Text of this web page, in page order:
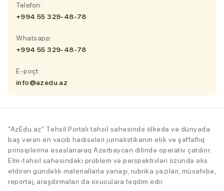
Telefon:
+994 55 329-48-78
Whatsapp:
+994 55 329-48-78
E-poçt:
info@azedu.az
“AzEdu.az” Təhsil Portalı təhsil sahəsində ölkədə və dünyada
baş verən ən vacib hadisələri jurnalistikanın etik və şəffaflıq
prinsiplərinə əsaslanaraq Azərbaycan dilində operativ çatdırır.
Elm-təhsil sahəsindəki problem və perspektivləri özündə əks
etdirən gündəlik materiallarla yanaşı, rubrika yazıları, müsahibə,
reportaj, araşdırmaları da oxuculara təqdim edir.